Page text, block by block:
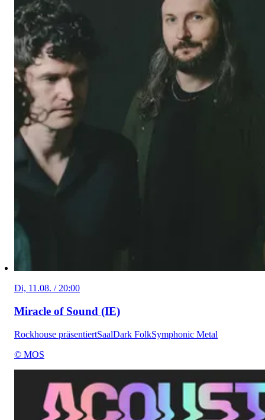
Di, 11.08. / 20:00
Miracle of Sound (IE)
Rockhouse präsentiertSaalDark FolkSymphonic Metal
© MOS